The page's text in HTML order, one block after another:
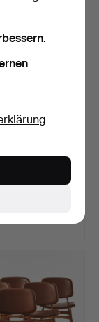
Sessel,
Bezug au…
2026